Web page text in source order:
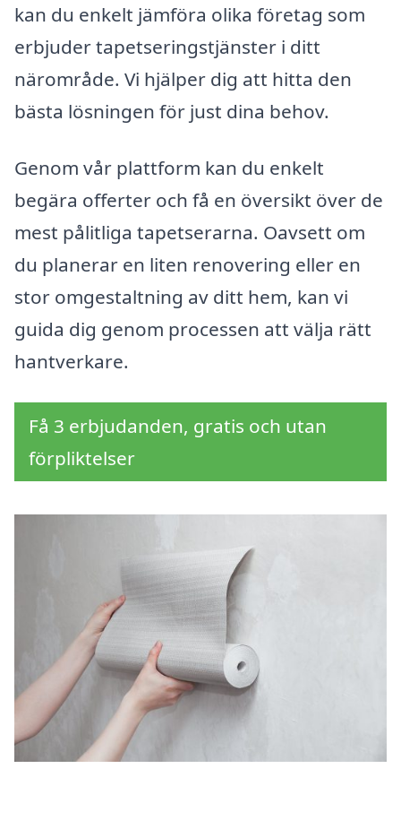
kan du enkelt jämföra olika företag som
erbjuder tapetseringstjänster i ditt
närområde. Vi hjälper dig att hitta den
bästa lösningen för just dina behov.
Genom vår plattform kan du enkelt
begära offerter och få en översikt över de
mest pålitliga tapetserarna. Oavsett om
du planerar en liten renovering eller en
stor omgestaltning av ditt hem, kan vi
guida dig genom processen att välja rätt
hantverkare.
Få 3 erbjudanden, gratis och utan
förpliktelser